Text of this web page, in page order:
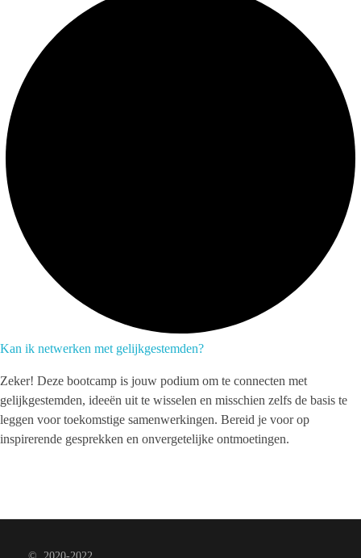
Kan ik netwerken met gelijkgestemden?
Zeker! Deze bootcamp is jouw podium om te connecten met
gelijkgestemden, ideeën uit te wisselen en misschien zelfs de basis te
leggen voor toekomstige samenwerkingen. Bereid je voor op
inspirerende gesprekken en onvergetelijke ontmoetingen.